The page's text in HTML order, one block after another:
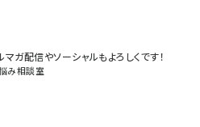
ガ配信やソーシャルもよろしくです！
み相談室